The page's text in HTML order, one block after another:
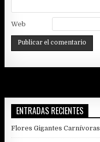
Web
ENTRADAS RECIENTES
Flores Gigantes Carnívoras